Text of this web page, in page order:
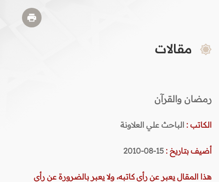
مقالات
رمضان والقرآن
الكاتب : الباحث علي العلاونة
أضيف بتاريخ : 15-08-2010
هذا المقال يعبر عن رأي كاتبه، ولا يعبر بالضرورة عن رأي